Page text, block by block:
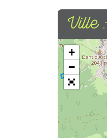
Ville :
+
−